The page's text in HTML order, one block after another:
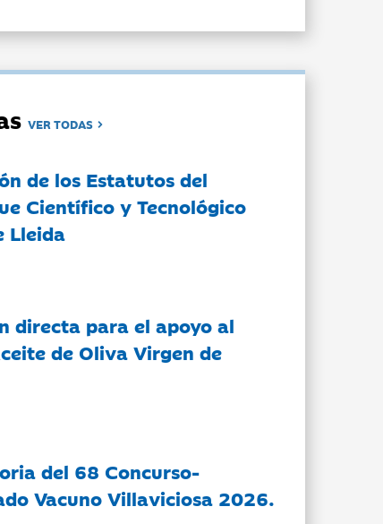
VER TODAS
de los Estatutos del
Científico y Tecnológico
Lleida
directa para el apoyo al
de Oliva Virgen de
del 68 Concurso-
Vacuno Villaviciosa 2026.